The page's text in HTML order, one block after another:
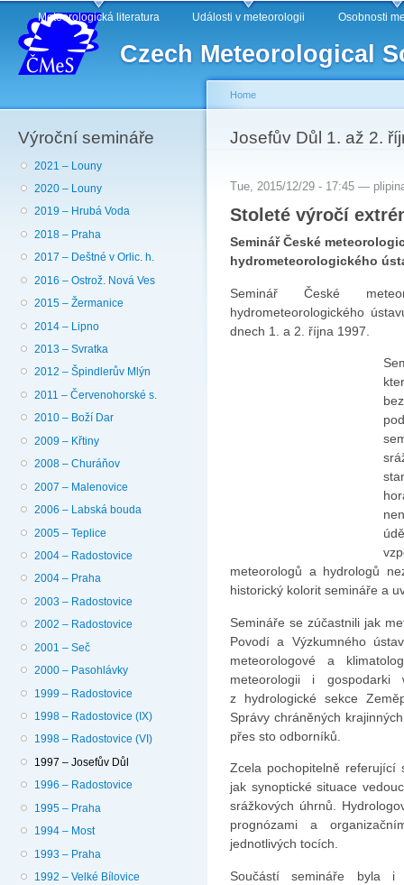
Czech Meteorological
Main menu
Meteorologická literatura Události v meteorologii Osobnosti
Výroční semináře
2021 – Louny
2020 – Louny
2019 – Hrubá Voda
2018 – Praha
2017 – Deštné v Orlic. h.
2016 – Ostrož. Nová Ves
2015 – Žermanice
2014 – Lipno
2013 – Svratka
2012 – Špindlerův Mlýn
2011 – Červenohorské s.
2010 – Boží Dar
2009 – Křtiny
2008 – Churáňov
2007 – Malenovice
2006 – Labská bouda
2005 – Teplice
2004 – Radostovice
2004 – Praha
2003 – Radostovice
2002 – Radostovice
2001 – Seč
2000 – Pasohlávky
1999 – Radostovice
1998 – Radostovice (IX)
1998 – Radostovice (VI)
1997 – Josefův Důl
1996 – Radostovice
1995 – Praha
1994 – Most
1993 – Praha
1992 – Velké Bílovice
You are here
Home
Josefův Důl 1. až 2.
Tue, 2015/12/29 - 17:45 —
Stoleté výročí
Seminář České
hydrometeorologického
Seminář České
hydrometeorologického
dnech 1. a 2. října 1997.
meteorologů a hydrologů
historický kolorit semináře a
Semináře se zúčastnili jak
Povodí a Výzkumného
meteorologové a
meteorologii i
z hydrologické sekce
Správy chráněných
přes sto odborníků.
Zcela pochopitelně referující
jak synoptické situace
srážkových úhrnů.
prognózami a
jednotlivých tocích.
Součástí semináře byla i